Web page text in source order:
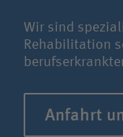
Wir sind
Rehabilitation
Anfahrt